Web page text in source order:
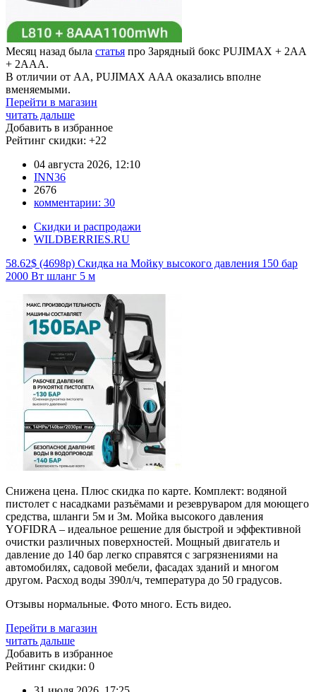
Месяц назад была статья про Зарядный бокс PUJIMAX + 2АА
+ 2ААА.
В отличии от АА, PUJIMAX ААА оказались вполне
вменяемыми.
Перейти в магазин
читать дальше
Добавить в избранное
Рейтинг скидки: +22
04 августа 2026, 12:10
INN36
2676
комментарии: 30
Скидки и распродажи
WILDBERRIES.RU
58.62$ (4698р) Скидка на Мойку высокого давления 150 бар
2000 Вт шланг 5 м
Снижена цена. Плюс скидка по карте. Комплект: водяной
пистолет с насадками разъёмами и резевруваром для моющего
средства, шланги 5м и 3м. Мойка высокого давления
YOFIDRA – идеальное решение для быстрой и эффективной
очистки различных поверхностей. Мощный двигатель и
давление до 140 бар легко справятся с загрязнениями на
автомобилях, садовой мебели, фасадах зданий и многом
другом. Расход воды 390л/ч, температура до 50 градусов.
Отзывы нормальные. Фото много. Есть видео.
Перейти в магазин
читать дальше
Добавить в избранное
Рейтинг скидки: 0